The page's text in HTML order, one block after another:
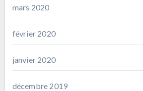
mars 2020
février 2020
janvier 2020
décembre 2019